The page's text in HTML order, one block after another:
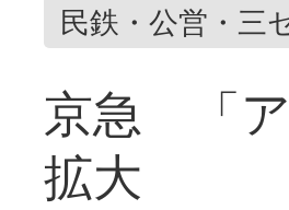
民鉄・公営・三
京急 「ア
拡大